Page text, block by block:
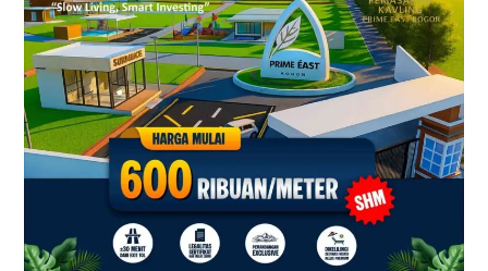
Kavling
Villa
Dekat
Exit
Tol
Sentul